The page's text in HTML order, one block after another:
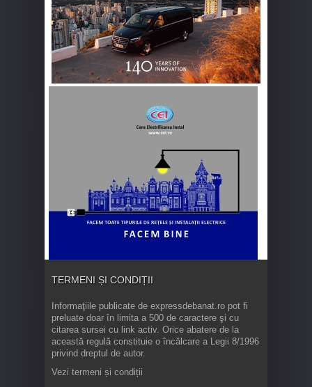
TERMENI ȘI CONDIȚII
Informaţiile publicate de expressdebanat.ro pot fi
preluate doar în limita a 500 de caractere şi cu
citarea sursei cu link activ. Orice abatere de la
această regulă constituie o încălcare a Legii 8/1996
privind dreptul de autor.
Vezi termeni și condiții